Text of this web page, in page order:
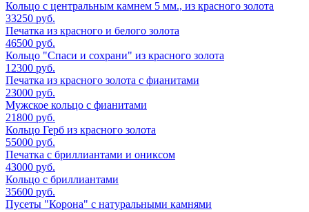
Кольцо с центральным камнем 5 мм., из красного золота
33250 руб.
Печатка из красного и белого золота
46500 руб.
Кольцо "Спаси и сохрани" из красного золота
12300 руб.
Печатка из красного золота с фианитами
23000 руб.
Мужское кольцо с фианитами
21800 руб.
Кольцо Герб из красного золота
55000 руб.
Печатка с бриллиантами и ониксом
43000 руб.
Кольцо с бриллиантами
35600 руб.
Пусеты "Корона" с натуральными камнями